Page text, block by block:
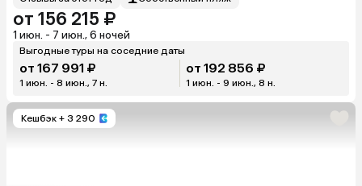
от 156 215 ₽
1 июн. - 7 июн., 6 ночей
Выгодные туры на соседние даты
от 167 991 ₽
1 июн. - 8 июн., 7 н.
от 192 856 ₽
1 июн. - 9 июн., 8 н.
Кешбэк + 3 290